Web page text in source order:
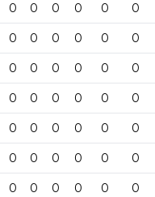
0 0 0 0 0 0
0 0 0 0 0 0
0 0 0 0 0 0
0 0 0 0 0 0
0 0 0 0 0 0
0 0 0 0 0 0
0 0 0 0 0 0